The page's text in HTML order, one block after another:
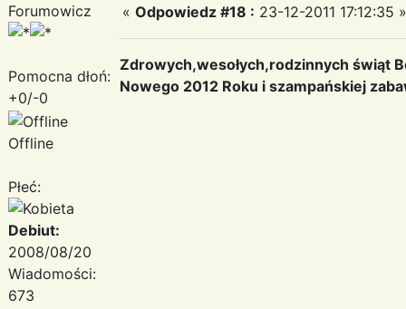
Forumowicz
Pomocna dłoń:
+0/-0
Offline
Płeć:
Debiut:
2008/08/20
Wiadomości:
673
« Odpowiedz #18 : 23-12-2011 17:12:35 »
Zdrowych,wesołych,rodzinnych świąt
Nowego 2012 Roku i szampańskiej